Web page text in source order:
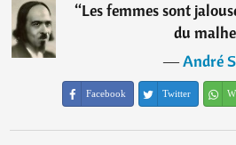
“Les femmes sont
du
―André
Facebook Twitter